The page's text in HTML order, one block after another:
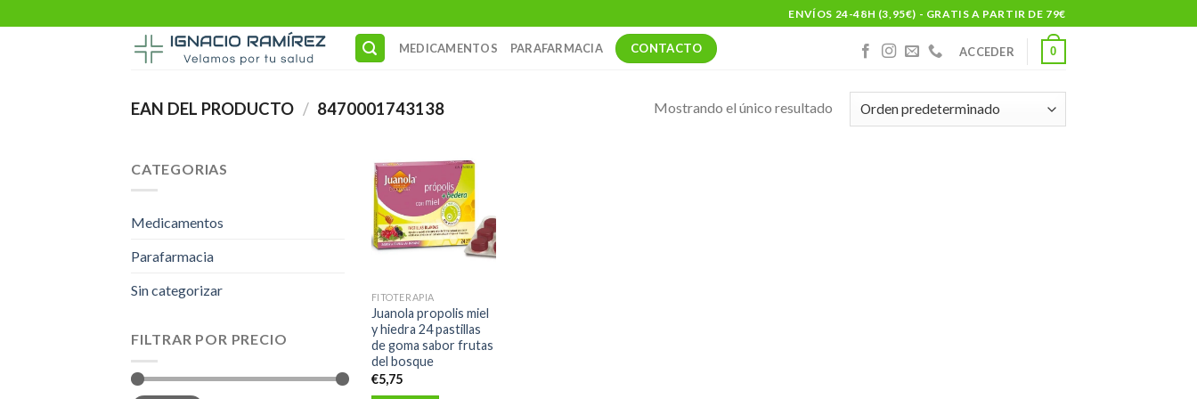
to
ENVÍOS 24-48H (3,95€) - GRATIS A PARTIR DE 79€
MEDICAMENTOS PARAFARMACIA CONTACTO ACCEDER 0
EAN DEL PRODUCTO / 8470001743138 Mostrando el único resultado
CATEGORIAS
Medicamentos
Parafarmacia
Sin categorizar
FILTRAR POR PRECIO
FITOTERAPIA
Juanola propolis miel
y hiedra 24 pastillas
de goma sabor frutas
del bosque
€5,75